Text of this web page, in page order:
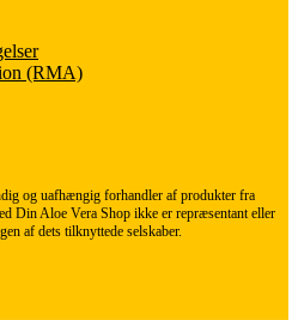
(RMA)
og uafhængig forhandler af produkter fra
Din Aloe Vera Shop ikke er repræsentant eller
af dets tilknyttede selskaber.